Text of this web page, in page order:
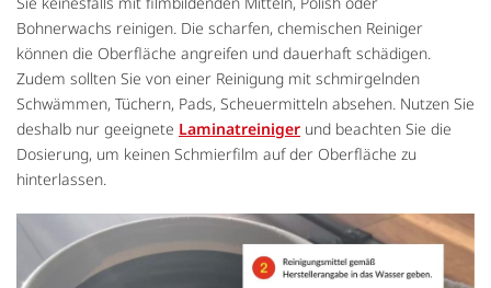
Bohnerwachs reinigen. Die scharfen, chemischen Reiniger
können die Oberfläche angreifen und dauerhaft schädigen.
Zudem sollten Sie von einer Reinigung mit schmirgelnden
Schwämmen, Tüchern, Pads, Scheuermitteln absehen. Nutzen Sie
deshalb nur geeignete Laminatreiniger und beachten Sie die
Dosierung, um keinen Schmierfilm auf der Oberfläche zu
hinterlassen.